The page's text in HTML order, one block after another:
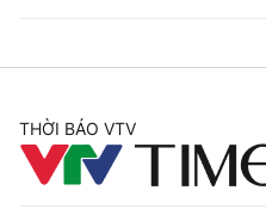
THỜI BÁO VTV